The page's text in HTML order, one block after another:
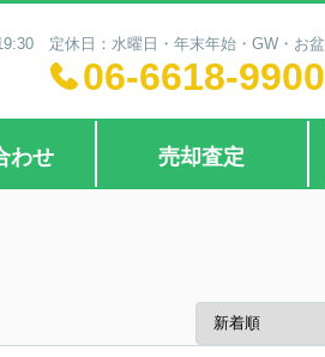
定休日：水曜日・年末年始・GW・お盆
06-6618-9900
わせ 売却査定